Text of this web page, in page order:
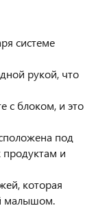
системе
рукой, что
с блоком, и это
под
продуктам и
которая
малышом.